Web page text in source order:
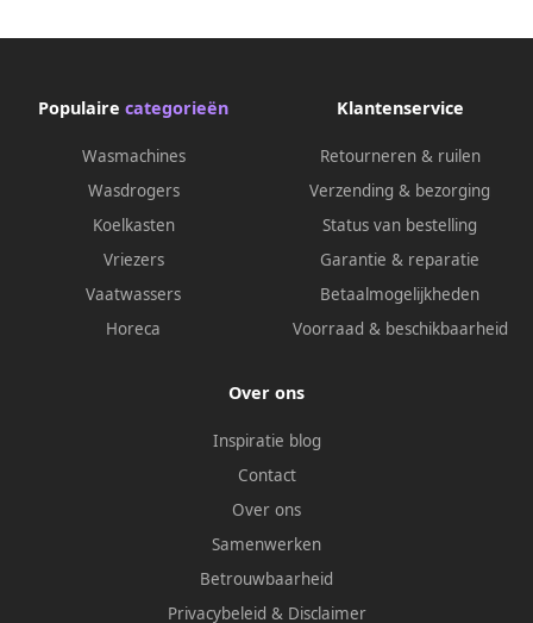
Populaire categorieën
Wasmachines
Wasdrogers
Koelkasten
Vriezers
Vaatwassers
Horeca
Klantenservice
Retourneren & ruilen
Verzending & bezorging
Status van bestelling
Garantie & reparatie
Betaalmogelijkheden
Voorraad & beschikbaarheid
Over ons
Inspiratie blog
Contact
Over ons
Samenwerken
Betrouwbaarheid
Privacybeleid & Disclaimer